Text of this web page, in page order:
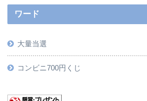
ワード
大量当選
コンビニ700円くじ